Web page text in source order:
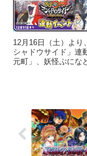
12月16日（土）よ
シャドウサイド」連
元町」、妖怪ぷにな